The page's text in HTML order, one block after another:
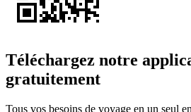
Téléchargez notre
gratuitement
Tous vos besoins de voyage en un seul